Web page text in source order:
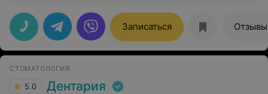
Записаться Отзывы
СТОМАТОЛОГИЯ
5.0 Дентария